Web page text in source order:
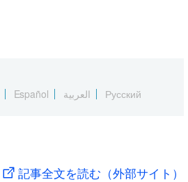
Español العربية Русский
記事全文を読む（外部サイト）